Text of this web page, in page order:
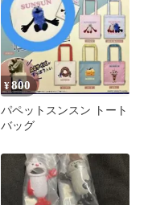
¥800
パペットスンスン トート
バッグ